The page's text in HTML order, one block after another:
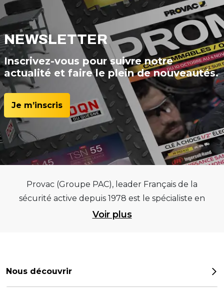
NEWSLETTER
Inscrivez-vous pour suivre notre
actualité et faire le plein de nouveautés.
Je m’inscris
Provac (Groupe PAC), leader Français de la
sécurité active depuis 1978 est le spécialiste en
équipements pour garages et centres
meilleurs équipements sur des critères de
Voir plus
Nous découvrir